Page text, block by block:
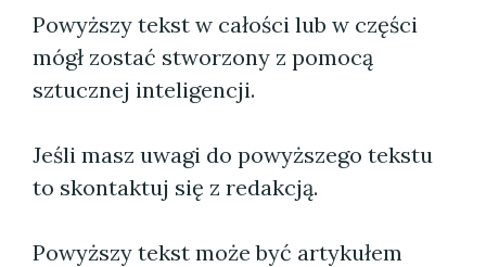
Powyższy tekst w całości lub w części
mógł zostać stworzony z pomocą
sztucznej inteligencji.
Jeśli masz uwagi do powyższego tekstu
to skontaktuj się z redakcją.
Powyższy tekst może być artykułem